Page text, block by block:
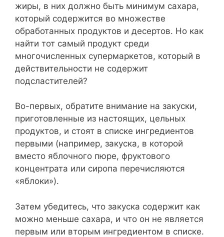
жиры, в них должно быть минимум сахара,
который содержится во множестве
обработанных продуктов и десертов. Но как
найти тот самый продукт среди
многочисленных супермаркетов, который в
действительности не содержит
подсластителей?
Во-первых, обратите внимание на закуски,
приготовленные из настоящих, цельных
продуктов, и стоят в списке ингредиентов
первыми (например, закуска, в которой
вместо яблочного пюре, фруктового
концентрата или сиропа перечисляются
«яблоки»).
Затем убедитесь, что закуска содержит как
можно меньше сахара, и что он не является
первым или вторым ингредиентом в списке.